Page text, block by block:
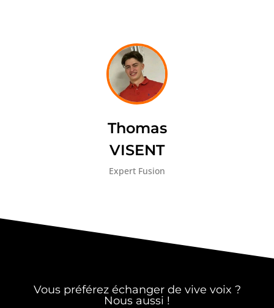
Thomas
VISENT
Expert Fusion
Vous préférez échanger de vive voix ?
Nous aussi !